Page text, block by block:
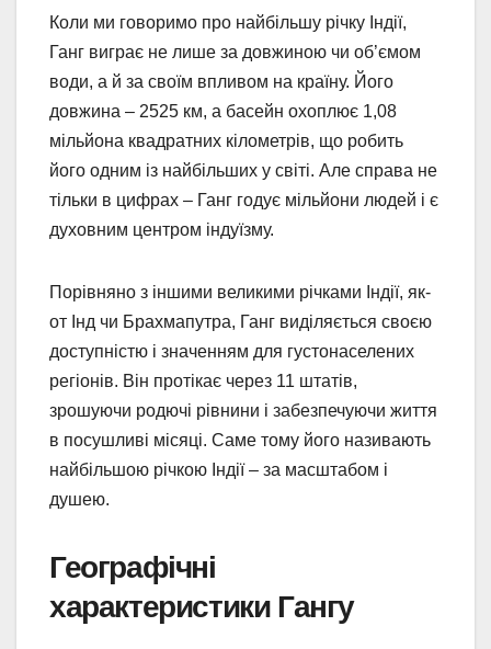
Коли ми говоримо про найбільшу річку Індії,
Ганг виграє не лише за довжиною чи об’ємом
води, а й за своїм впливом на країну. Його
довжина – 2525 км, а басейн охоплює 1,08
мільйона квадратних кілометрів, що робить
його одним із найбільших у світі. Але справа не
тільки в цифрах – Ганг годує мільйони людей і є
духовним центром індуїзму.
Порівняно з іншими великими річками Індії, як-
от Інд чи Брахмапутра, Ганг виділяється своєю
доступністю і значенням для густонаселених
регіонів. Він протікає через 11 штатів,
зрошуючи родючі рівнини і забезпечуючи життя
в посушливі місяці. Саме тому його називають
найбільшою річкою Індії – за масштабом і
душею.
Географічні
характеристики Гангу